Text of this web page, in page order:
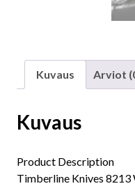
Kuvaus Arviot
Kuvaus
Product Description
Timberline Knives 8213